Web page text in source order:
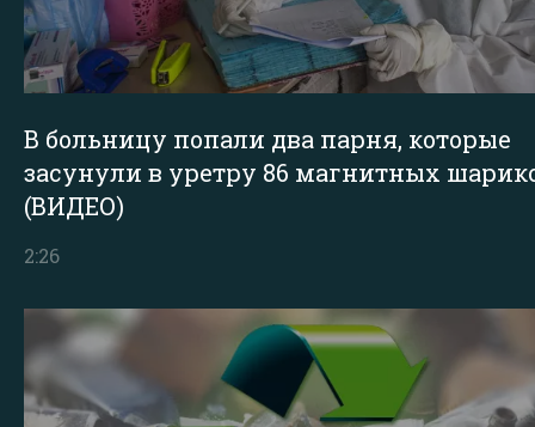
В больницу попали два парня, которые
засунули в уретру 86 магнитных
(ВИДЕО)
2:26